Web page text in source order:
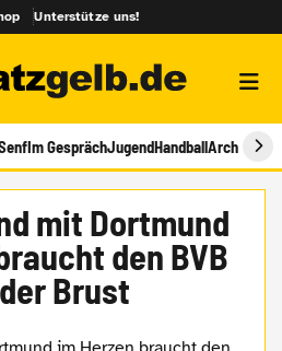
Unterstütze uns!
Im GesprächJugendHandballArchiv
mit Dortmund
den BVB
Brust